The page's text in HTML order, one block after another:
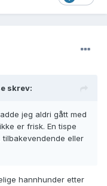
skrev:
jeg aldri gått med
er frisk. En tispe
tilbakevendende eller
hannhunder etter